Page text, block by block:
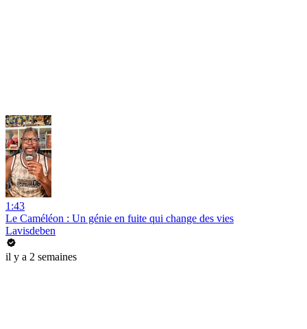
1:43
Le Caméléon : Un génie en fuite qui change des vies
Lavisdeben
il y a 2 semaines